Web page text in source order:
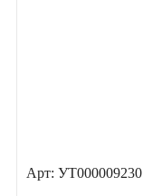
Арт: УТ000009230